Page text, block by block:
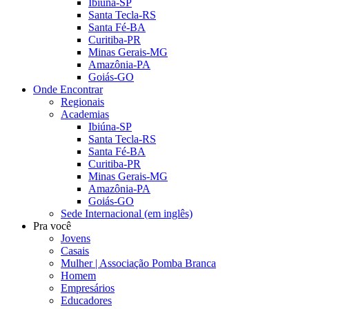
Ibiúna-SP
Santa Tecla-RS
Santa Fé-BA
Curitiba-PR
Minas Gerais-MG
Amazônia-PA
Goiás-GO
Onde Encontrar
Regionais
Academias
Ibiúna-SP
Santa Tecla-RS
Santa Fé-BA
Curitiba-PR
Minas Gerais-MG
Amazônia-PA
Goiás-GO
Sede Internacional (em inglês)
Pra você
Jovens
Casais
Mulher | Associação Pomba Branca
Homem
Empresários
Educadores